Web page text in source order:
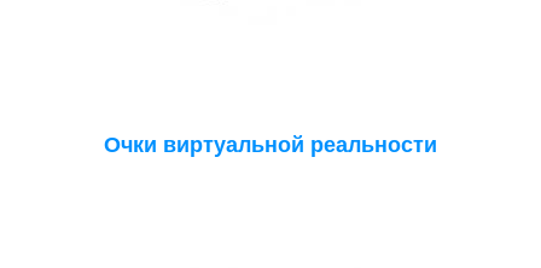
Очки виртуальной реальности